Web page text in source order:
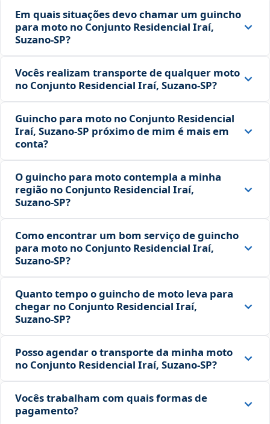
Em quais situações devo chamar um guincho
para moto no Conjunto Residencial Iraí,
Suzano‑SP?
Vocês realizam transporte de qualquer moto
no Conjunto Residencial Iraí, Suzano‑SP?
Guincho para moto no Conjunto Residencial
Iraí, Suzano‑SP próximo de mim é mais em
conta?
O guincho para moto contempla a minha
região no Conjunto Residencial Iraí,
Suzano‑SP?
Como encontrar um bom serviço de guincho
para moto no Conjunto Residencial Iraí,
Suzano‑SP?
Quanto tempo o guincho de moto leva para
chegar no Conjunto Residencial Iraí,
Suzano‑SP?
Posso agendar o transporte da minha moto
no Conjunto Residencial Iraí, Suzano‑SP?
Vocês trabalham com quais formas de
pagamento?